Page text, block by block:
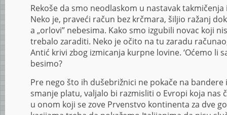
Rekoše da smo neodlaskom u nastavak
Neko je, praveći račun bez krčmara, šiljio ražanj
a „orlovi” nebesima. Kako smo izgubili novac koji
trebalo zaraditi. Neko je očito na tu zaradu
Antić krivi zbog izmicanja kurpne lovine. ‘Oćemo li
besimo?
Pre nego što ih dušebrižnici ne pokače na
smanje platu, valjalo bi razmisliti o Evropi koja nas
u onom koji se zove Prvenstvo kontinenta za dve